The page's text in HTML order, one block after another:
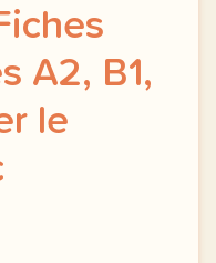
A2, B1,
le